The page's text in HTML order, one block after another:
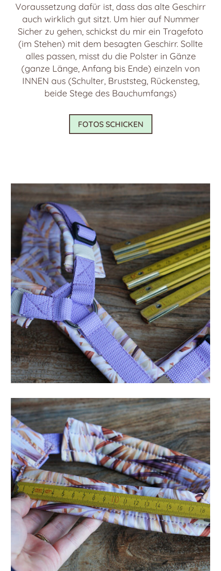
Voraussetzung dafür ist, dass das alte Geschirr
auch wirklich gut sitzt. Um hier auf Nummer
Sicher zu gehen, schickst du mir ein Tragefoto
(im Stehen) mit dem besagten Geschirr. Sollte
alles passen, misst du die Polster in Gänze
(ganze Länge, Anfang bis Ende) einzeln von
INNEN aus (Schulter, Bruststeg, Rückensteg,
beide Stege des Bauchumfangs)
FOTOS SCHICKEN